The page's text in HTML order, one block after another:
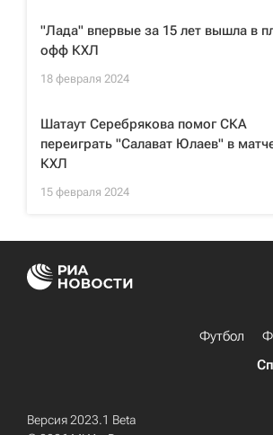
"Лада" впервые за 15 лет вышла в
офф КХЛ
18 февраля 2024
Шатаут Серебрякова помог СКА
переиграть "Салават Юлаев" в
КХЛ
15 февраля 2024
Футбол
Версия 2023.1 Beta